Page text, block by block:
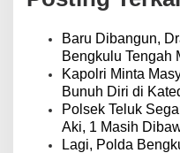
Baru Dibangun,
Bengkulu Tengah
Kapolri Minta
Bunuh Diri di
Polsek Teluk
Aki, 1 Masih
Lagi, Polda